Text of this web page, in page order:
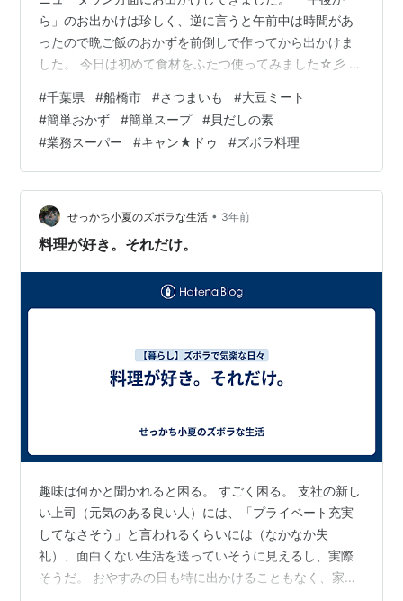
ら」のお出かけは珍しく、逆に言うと午前中は時間があ
ったので晩ご飯のおかずを前倒しで作ってから出かけま
した。 今日は初めて食材をふたつ使ってみました☆彡 初
プ mart-magazine.com ずっと気になっていた大豆ミー
トをキャン★ドゥで発見！108円なら試しやすいし、こ
れで久しぶりに「肉さつま」を作ろうと思い購入。 「肉
さつま」とは…わが家の肉じゃが。じゃがいもの代わり
にさつま芋を使って作る、子どもが喜ぶ甘めの煮物で
す。さつま芋が大好きで…
#千葉県 #船橋市 #さつまいも #大豆ミート
#簡単おかず #簡単スープ #貝だしの素
#業務スーパー #キャン★ドゥ #ズボラ料理
せっかち小夏のズボラな生活 • 3年前
料理が好き。それだけ。
趣味は何かと聞かれると困る。 すごく困る。 支社の新し
い上司（元気のある良い人）には、「プライベート充実
してなさそう」と言われるくらいには（なかなか失
礼）、面白くない生活を送っていそうに見えるし、実際
そうだ。 おやすみの日も特に出かけることもなく、家で